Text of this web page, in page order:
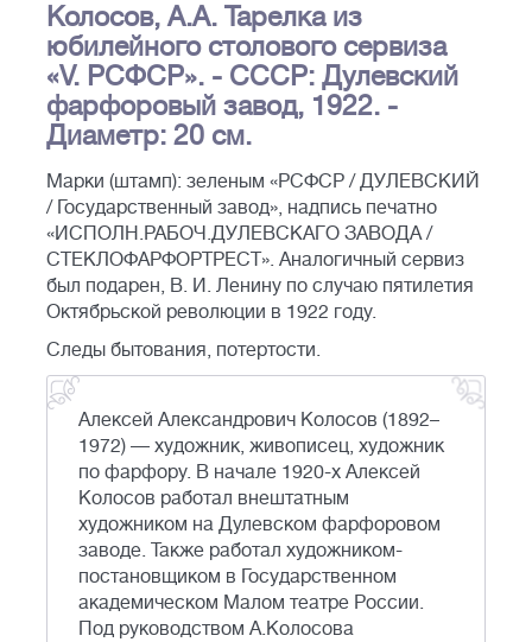
Колосов, А.А. Тарелка из
юбилейного столового сервиза
«V. РСФСР». - СССР: Дулевский
фарфоровый завод, 1922. -
Диаметр: 20 см.
Марки (штамп): зеленым «РСФСР / ДУЛЕВСКИЙ
/ Государственный завод», надпись печатно
«ИСПОЛН.РАБОЧ.ДУЛЕВСКАГО ЗАВОДА /
СТЕКЛОФАРФОРТРЕСТ». Аналогичный сервиз
был подарен, В. И. Ленину по случаю пятилетия
Октябрьской революции в 1922 году.
Следы бытования, потертости.
Алексей Александрович Колосов (1892–
1972) — художник, живописец, художник
по фарфору. В начале 1920-х Алексей
Колосов работал внештатным
художником на Дулевском фарфоровом
заводе. Также работал художником-
постановщиком в Государственном
академическом Малом театре России.
Под руководством А.Колосова